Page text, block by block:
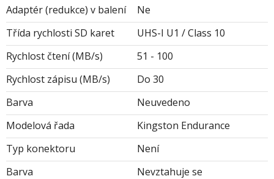
Adaptér (redukce) v balení
Ne
Třída rychlosti SD karet
UHS-I U1 / Class 10
Rychlost čtení (MB/s)
51 - 100
Rychlost zápisu (MB/s)
Do 30
Barva
Neuvedeno
Modelová řada
Kingston Endurance
Typ konektoru
Není
Barva
Nevztahuje se